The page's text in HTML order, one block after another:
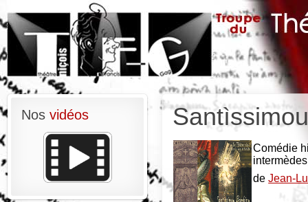
Comédie
deJean-
Nos vidéos